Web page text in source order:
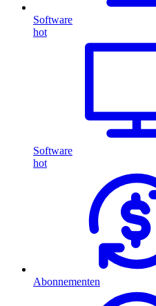
Software
hot
Software
hot
Abonnementen